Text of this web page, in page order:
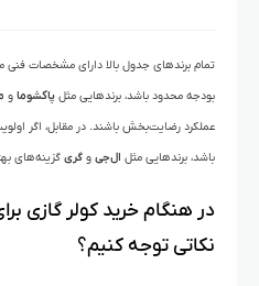
تمام برندهای جدول بالا دارای مشخصات
بودجه محدود باشد، برندهایی مثل پاکشوما و
عملکرد رضایت‌بخش باشند. در مقابل، اگر
باشد، برندهایی مثل ال‌جی و گری گزینه‌های
در هنگام خرید کولر گازی
نکاتی توجه کنیم؟